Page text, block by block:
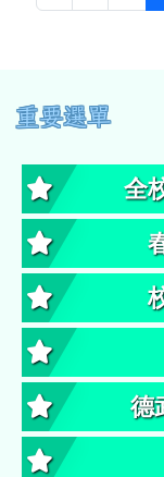
左邊區域內容
重要選單
全
德